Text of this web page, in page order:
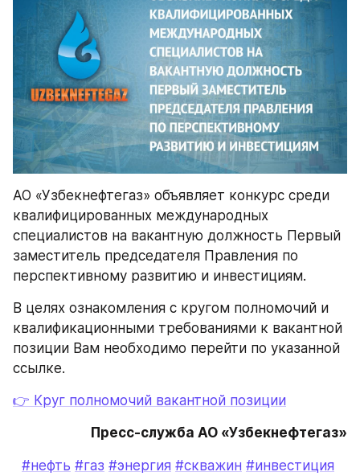
АО «Узбекнефтегаз» объявляет конкурс среди
квалифицированных международных
специалистов на вакантную должность Первый
заместитель председателя Правления по
перспективному развитию и инвестициям.
В целях ознакомления с кругом полномочий и
квалификационными требованиями к вакантной
позиции Вам необходимо перейти по указанной
ссылке.
👉 Круг полномочий вакантной позиции
Пресс-служба АО «Узбекнефтегаз»
#нефть #газ #энергия #скважин #инвестиция